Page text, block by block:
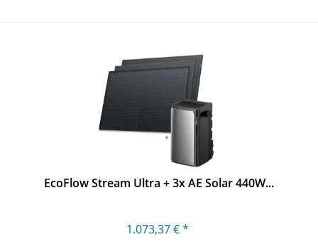
EcoFlow Stream Ultra + 3x AE Solar 440W...
1.073,37 € *